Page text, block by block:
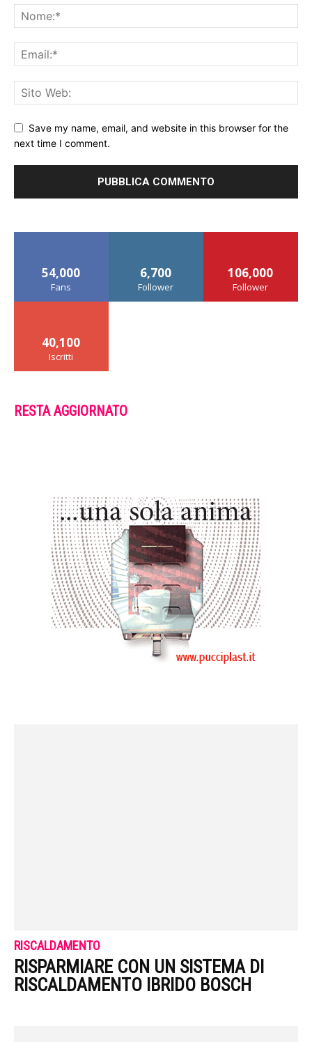
Save my name, email, and website in this browser for the
next time I comment.
54,000
Fans
6,700
Follower
106,000
Follower
40,100
Iscritti
RESTA AGGIORNATO
RISCALDAMENTO
RISPARMIARE CON UN SISTEMA DI
RISCALDAMENTO IBRIDO BOSCH